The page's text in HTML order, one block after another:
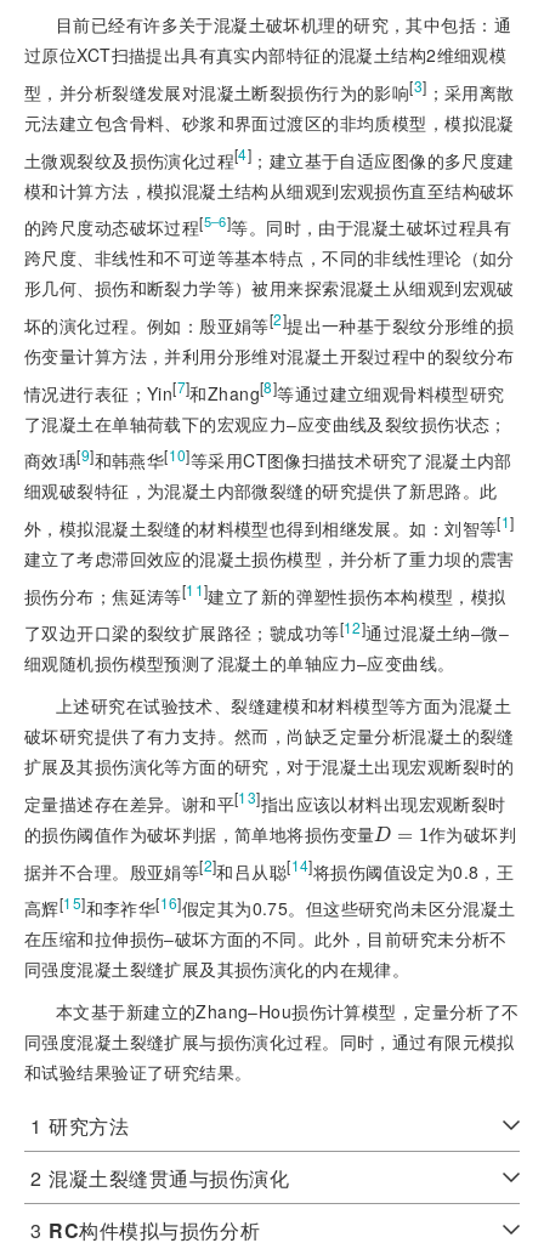
目前已经有许多关于混凝土破坏机理的研究，其中包括：通
过原位XCT扫描提出具有真实内部特征的混凝土结构2维细观模
型，并分析裂缝发展对混凝土断裂损伤行为的影响[3] ；采用离散
元法建立包含骨料、砂浆和界面过渡区的非均质模型，模拟混凝
土微观裂纹及损伤演化过程[4] ；建立基于自适应图像的多尺度建
模和计算方法，模拟混凝土结构从细观到宏观损伤直至结构破坏
的跨尺度动态破坏过程[5‒6]等。同时，由于混凝土破坏过程具有
跨尺度、非线性和不可逆等基本特点，不同的非线性理论（如分
形几何、损伤和断裂力学等）被用来探索混凝土从细观到宏观破
坏的演化过程。例如：殷亚娟等[2]提出一种基于裂纹分形维的损
伤变量计算方法，并利用分形维对混凝土开裂过程中的裂纹分布
情况进行表征；Yin[7]和Zhang[8]等通过建立细观骨料模型研究
了混凝土在单轴荷载下的宏观应力‒应变曲线及裂纹损伤状态；
商效瑀[9]和韩燕华[10]等采用CT图像扫描技术研究了混凝土内部
细观破裂特征，为混凝土内部微裂缝的研究提供了新思路。此
外，模拟混凝土裂缝的材料模型也得到相继发展。如：刘智等[1]
建立了考虑滞回效应的混凝土损伤模型，并分析了重力坝的震害
损伤分布；焦延涛等[11]建立了新的弹塑性损伤本构模型，模拟
了双边开口梁的裂纹扩展路径；虢成功等[12]通过混凝土纳‒微‒
细观随机损伤模型预测了混凝土的单轴应力‒应变曲线。
上述研究在试验技术、裂缝建模和材料模型等方面为混凝土
破坏研究提供了有力支持。然而，尚缺乏定量分析混凝土的裂缝
扩展及其损伤演化等方面的研究，对于混凝土出现宏观断裂时的
定量描述存在差异。谢和平[13]指出应该以材料出现宏观断裂时
的损伤阈值作为破坏判据，简单地将损伤变量D = 1
D= 1
作为破坏判
据并不合理。殷亚娟等[2]和吕从聪[14]将损伤阈值设定为0.8，王
高辉[15]和李祚华[16]假定其为0.75。但这些研究尚未区分混凝土
在压缩和拉伸损伤‒破坏方面的不同。此外，目前研究未分析不
同强度混凝土裂缝扩展及其损伤演化的内在规律。
本文基于新建立的Zhang‒Hou损伤计算模型，定量分析了不
同强度混凝土裂缝扩展与损伤演化过程。同时，通过有限元模拟
和试验结果验证了研究结果。
1 研究方法
2 混凝土裂缝贯通与损伤演化
3 RC构件模拟与损伤分析